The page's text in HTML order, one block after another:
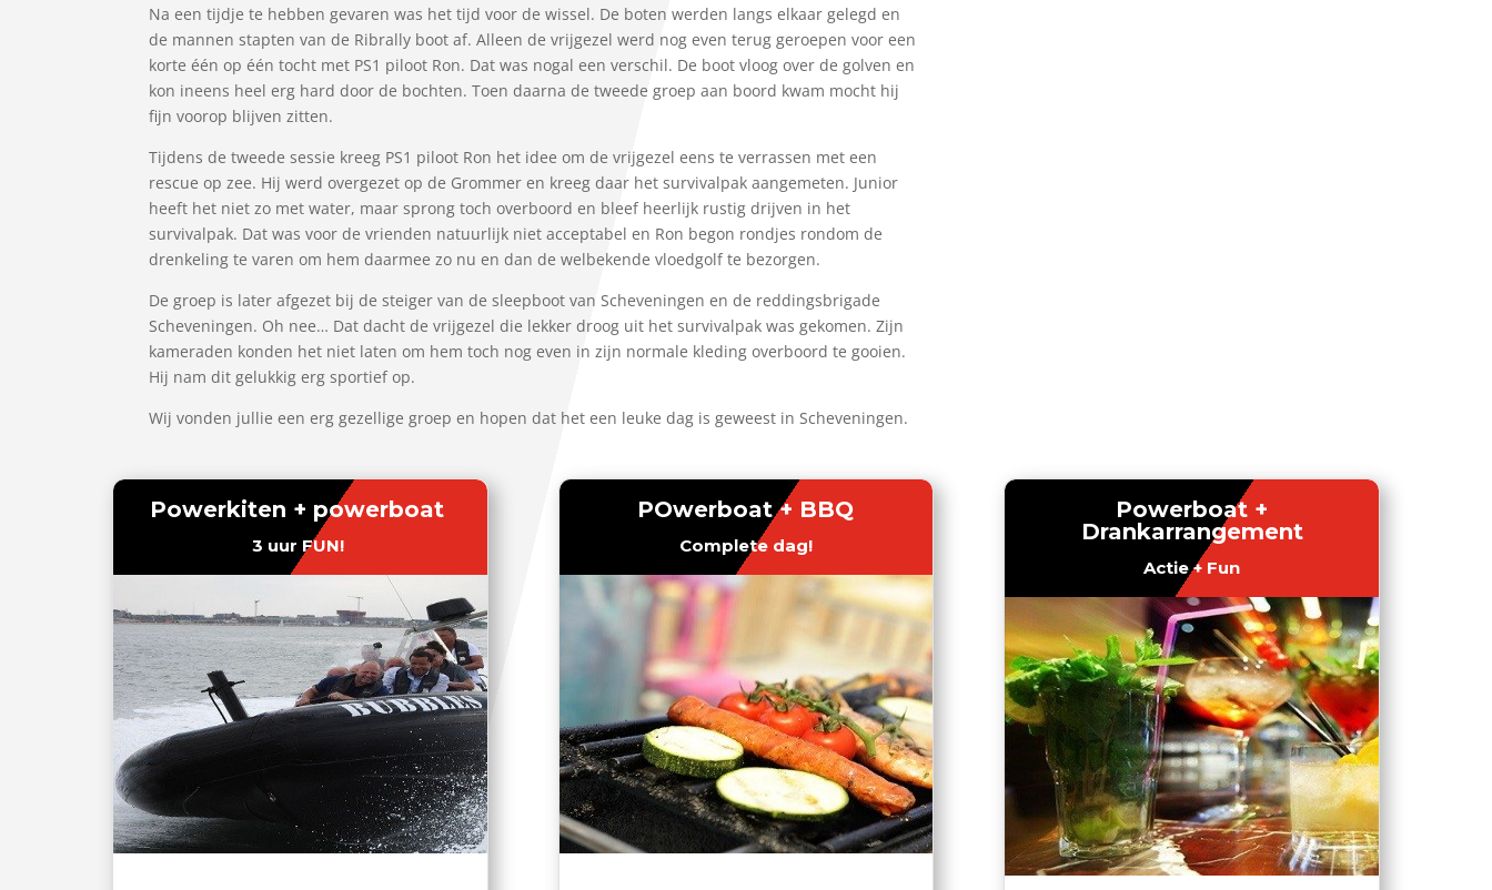
Na een tijdje te hebben gevaren was het tijd voor de wissel. De boten werden langs elkaar gelegd en
de mannen stapten van de Ribrally boot af. Alleen de vrijgezel werd nog even terug geroepen voor een
korte één op één tocht met PS1 piloot Ron. Dat was nogal een verschil. De boot vloog over de golven en
kon ineens heel erg hard door de bochten. Toen daarna de tweede groep aan boord kwam mocht hij
fijn voorop blijven zitten.
Tijdens de tweede sessie kreeg PS1 piloot Ron het idee om de vrijgezel eens te verrassen met een
rescue op zee. Hij werd overgezet op de Grommer en kreeg daar het survivalpak aangemeten. Junior
heeft het niet zo met water, maar sprong toch overboord en bleef heerlijk rustig drijven in het
survivalpak. Dat was voor de vrienden natuurlijk niet acceptabel en Ron begon rondjes rondom de
drenkeling te varen om hem daarmee zo nu en dan de welbekende vloedgolf te bezorgen.
De groep is later afgezet bij de steiger van de sleepboot van Scheveningen en de reddingsbrigade
Scheveningen. Oh nee… Dat dacht de vrijgezel die lekker droog uit het survivalpak was gekomen. Zijn
kameraden konden het niet laten om hem toch nog even in zijn normale kleding overboord te gooien.
Hij nam dit gelukkig erg sportief op.
Wij vonden jullie een erg gezellige groep en hopen dat het een leuke dag is geweest in Scheveningen.
Powerkiten + powerboat
3 uur FUN!
POwerboat + BBQ
Complete dag!
Powerboat +
Drankarrangement
Actie + Fun